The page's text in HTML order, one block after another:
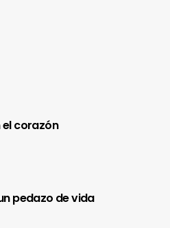
corazón
pedazo de vida